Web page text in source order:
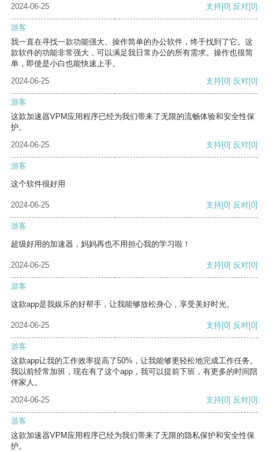
2024-06-25
支持[0] 反对[0]
游客
我一直在寻找一款功能强大、操作简单的办公软件，终于找到了它。这
款软件的功能非常强大，可以满足我日常办公的所有需求。操作也很简
单，即使是小白也能快速上手。
2024-06-25
支持[0] 反对[0]
游客
这款加速器VPM应用程序已经为我们带来了无限的流畅体验和安全性保
护。
2024-06-25
支持[0] 反对[0]
游客
这个软件很好用
2024-06-25 支持[0] 反对[0]
游客
超级好用的加速器，妈妈再也不用担心我的学习啦！
2024-06-25 支持[0] 反对[0]
游客
这款app是我娱乐的好帮手，让我能够放松身心，享受美好时光。
2024-06-25 支持[0] 反对[0]
游客
这款app让我的工作效率提高了50%，让我能够更轻松地完成工作任务。
我以前经常加班，现在有了这个app，我可以提前下班，有更多的时间陪
伴家人。
2024-06-25
支持[0] 反对[0]
游客
这款加速器VPM应用程序已经为我们带来了无限的隐私保护和安全性保
护。